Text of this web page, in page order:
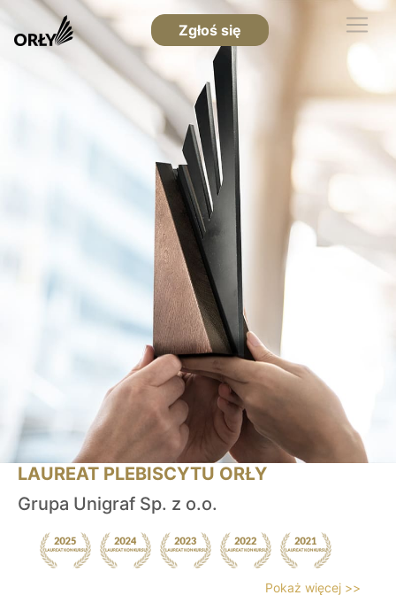
Zgłoś się
LAUREAT PLEBISCYTU ORŁY
Grupa Unigraf Sp. z o.o.
Pokaż więcej >>